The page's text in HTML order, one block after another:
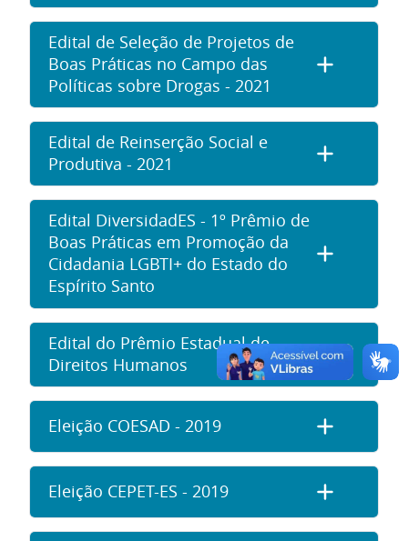
Edital de Seleção de Projetos de
Boas Práticas no Campo das
Políticas sobre Drogas - 2021
Edital de Reinserção Social e
Produtiva - 2021
Edital DiversidadES - 1º Prêmio de
Boas Práticas em Promoção da
Cidadania LGBTI+ do Estado do
Espírito Santo
Edital do Prêmio Estadual de
Direitos Humanos
Eleição COESAD - 2019
Eleição CEPET-ES - 2019